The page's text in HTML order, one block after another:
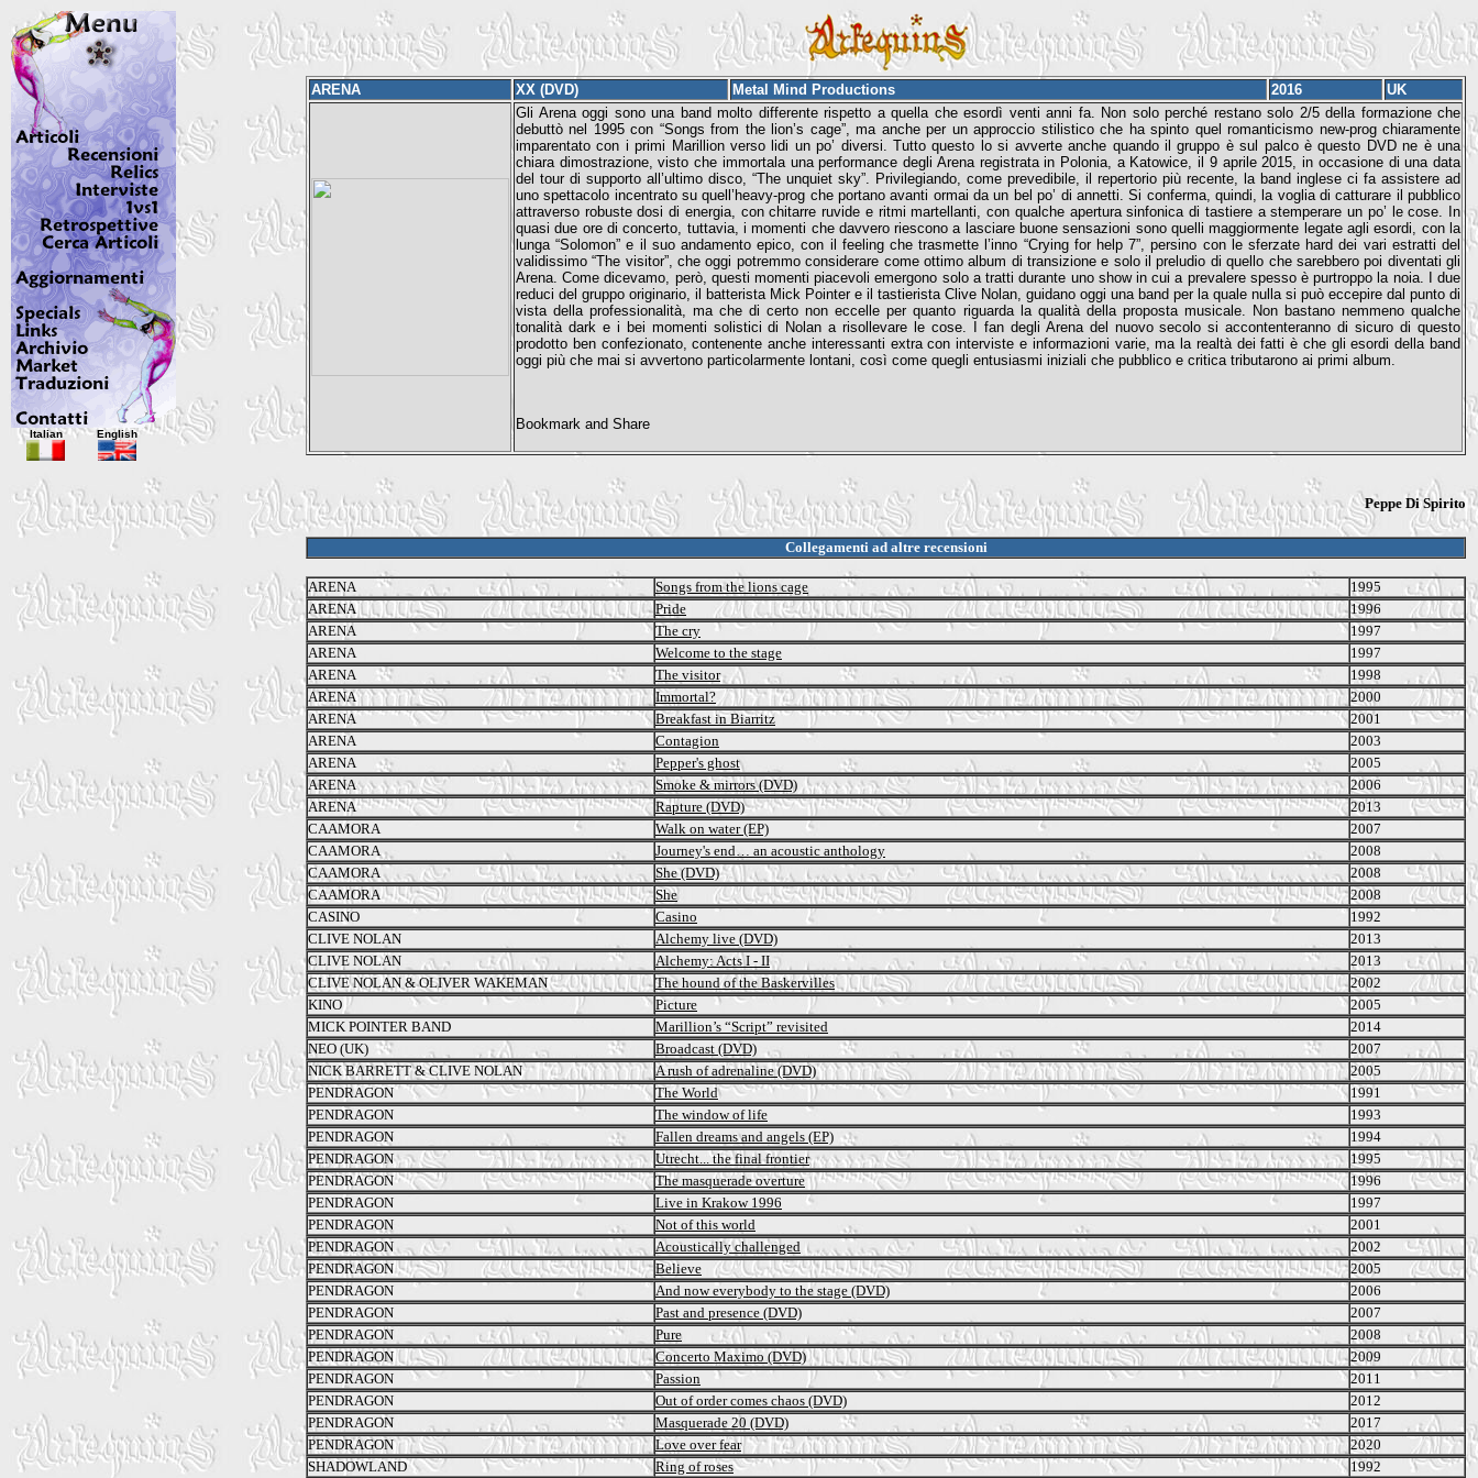
ARENA XX (DVD) Metal Mind Productions 2016
UK
Gli Arena oggi sono una band molto differente rispetto a quella che esordì venti anni fa. Non solo perché restano solo 2/5 della formazione che
debuttò nel 1995 con “Songs from the lion’s cage”, ma anche per un approccio stilistico che ha spinto quel romanticismo new-prog chiaramente
imparentato con i primi Marillion verso lidi un po’ diversi. Tutto questo lo si avverte anche quando il gruppo è sul palco è questo DVD ne è una
chiara dimostrazione, visto che immortala una performance degli Arena registrata in Polonia, a Katowice, il 9 aprile 2015, in occasione di una data
del tour di supporto all’ultimo disco, “The unquiet sky”. Privilegiando, come prevedibile, il repertorio più recente, la band inglese ci fa assistere ad
uno spettacolo incentrato su quell’heavy-prog che portano avanti ormai da un bel po’ di annetti. Si conferma, quindi, la voglia di catturare il pubblico
attraverso robuste dosi di energia, con chitarre ruvide e ritmi martellanti, con qualche apertura sinfonica di tastiere a stemperare un po’ le cose. In
quasi due ore di concerto, tuttavia, i momenti che davvero riescono a lasciare buone sensazioni sono quelli maggiormente legate agli esordi, con la
lunga “Solomon” e il suo andamento epico, con il feeling che trasmette l’inno “Crying for help 7”, persino con le sferzate hard dei vari estratti del
validissimo “The visitor”, che oggi potremmo considerare come ottimo album di transizione e solo il preludio di quello che sarebbero poi diventati gli
Arena. Come dicevamo, però, questi momenti piacevoli emergono solo a tratti durante uno show in cui a prevalere spesso è purtroppo la noia. I due
reduci del gruppo originario, il batterista Mick Pointer e il tastierista Clive Nolan, guidano oggi una band per la quale nulla si può eccepire dal punto di
vista della professionalità, ma che di certo non eccelle per quanto riguarda la qualità della proposta musicale. Non bastano nemmeno qualche
tonalità dark e i bei momenti solistici di Nolan a risollevare le cose. I fan degli Arena del nuovo secolo si accontenteranno di sicuro di questo
prodotto ben confezionato, contenente anche interessanti extra con interviste e informazioni varie, ma la realtà dei fatti è che gli esordi della band
oggi più che mai si avvertono particolarmente lontani, così come quegli entusiasmi iniziali che pubblico e critica tributarono ai primi album.
Peppe Di Spirito
Collegamenti ad altre recensioni
ARENA Songs from the lions cage
1995
ARENA
Pride
1996
ARENA
The cry
1997
ARENA
Welcome to the stage
1997
ARENA
The visitor
1998
ARENA
Immortal?
2000
ARENA
Breakfast in Biarritz
2001
ARENA
Contagion
2003
ARENA
Pepper's ghost
2005
ARENA
Smoke & mirrors (DVD)
2006
ARENA
Rapture (DVD)
2013
CAAMORA
Walk on water (EP)
2007
CAAMORA
Journey's end… an acoustic anthology
2008
CAAMORA
She (DVD)
2008
CAAMORA
She
2008
CASINO
Casino
1992
CLIVE NOLAN
Alchemy live (DVD)
2013
CLIVE NOLAN
Alchemy: Acts I - II
2013
CLIVE NOLAN & OLIVER WAKEMAN
The hound of the Baskervilles
2002
KINO
Picture
2005
MICK POINTER BAND
Marillion’s “Script” revisited
2014
NEO (UK)
Broadcast (DVD)
2007
NICK BARRETT & CLIVE NOLAN
A rush of adrenaline (DVD)
2005
PENDRAGON
The World
1991
PENDRAGON
The window of life
1993
PENDRAGON
Fallen dreams and angels (EP)
1994
PENDRAGON
Utrecht... the final frontier
1995
PENDRAGON
The masquerade overture
1996
PENDRAGON
Live in Krakow 1996
1997
PENDRAGON
Not of this world
2001
PENDRAGON
Acoustically challenged
2002
PENDRAGON
Believe
2005
PENDRAGON
And now everybody to the stage (DVD)
2006
PENDRAGON
Past and presence (DVD)
2007
PENDRAGON
Pure
2008
PENDRAGON
Concerto Maximo (DVD)
2009
PENDRAGON
Passion
2011
PENDRAGON
Out of order comes chaos (DVD)
2012
PENDRAGON
Masquerade 20 (DVD)
2017
PENDRAGON
Love over fear
2020
SHADOWLAND
Ring of roses 1992
Italian English